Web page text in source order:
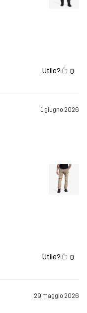
Utile? 0
1 giugno 2026
Utile? 0
29 maggio 2026